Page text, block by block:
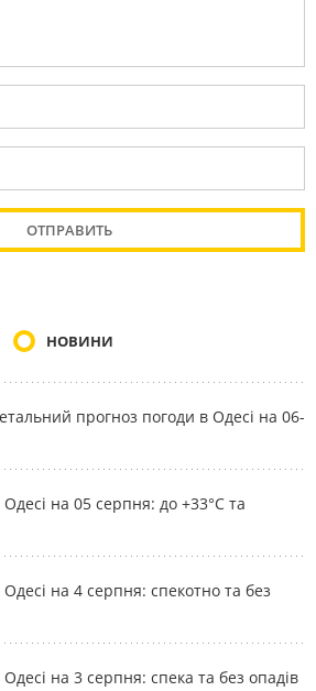
НОВИНИ
прогноз погоди в Одесі на 06-
на 05 серпня: до +33°С та
на 4 серпня: спекотно та без
на 3 серпня: спека та без опадів